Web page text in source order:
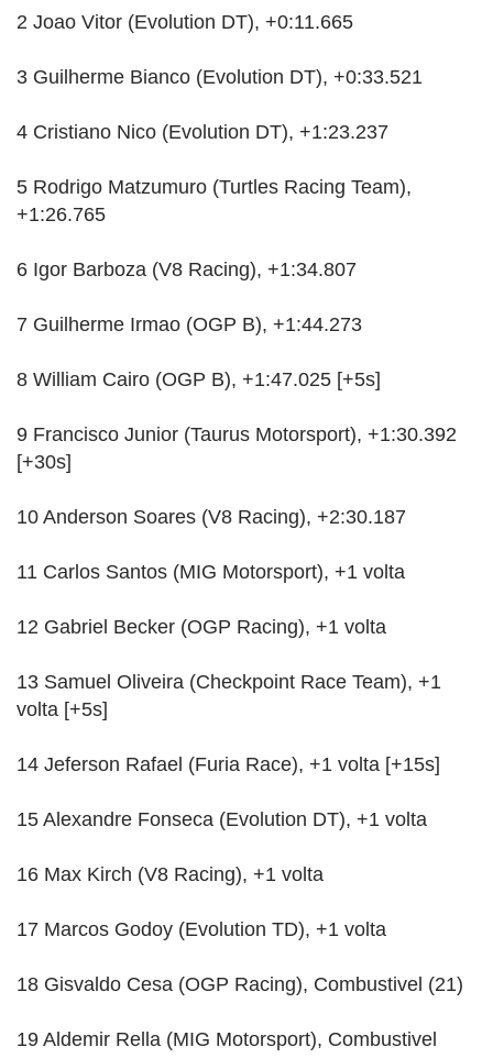
2 Joao Vitor (Evolution DT), +0:11.665
3 Guilherme Bianco (Evolution DT), +0:33.521
4 Cristiano Nico (Evolution DT), +1:23.237
5 Rodrigo Matzumuro (Turtles Racing Team),
+1:26.765
6 Igor Barboza (V8 Racing), +1:34.807
7 Guilherme Irmao (OGP B), +1:44.273
8 William Cairo (OGP B), +1:47.025 [+5s]
9 Francisco Junior (Taurus Motorsport), +1:30.392
[+30s]
10 Anderson Soares (V8 Racing), +2:30.187
11 Carlos Santos (MIG Motorsport), +1 volta
12 Gabriel Becker (OGP Racing), +1 volta
13 Samuel Oliveira (Checkpoint Race Team), +1
volta [+5s]
14 Jeferson Rafael (Furia Race), +1 volta [+15s]
15 Alexandre Fonseca (Evolution DT), +1 volta
16 Max Kirch (V8 Racing), +1 volta
17 Marcos Godoy (Evolution TD), +1 volta
18 Gisvaldo Cesa (OGP Racing), Combustivel (21)
19 Aldemir Rella (MIG Motorsport), Combustivel